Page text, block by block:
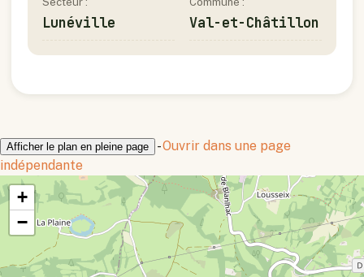
Lunéville Val-et-Châtillon
Afficher le plan en pleine page -Ouvrir dans une page
indépendante